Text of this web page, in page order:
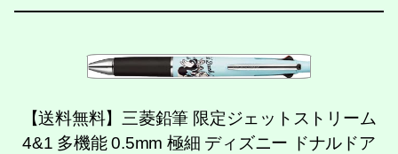
【送料無料】三菱鉛筆 限定ジェットストリーム
4&1 多機能 0.5mm 極細 ディズニー ドナルドア